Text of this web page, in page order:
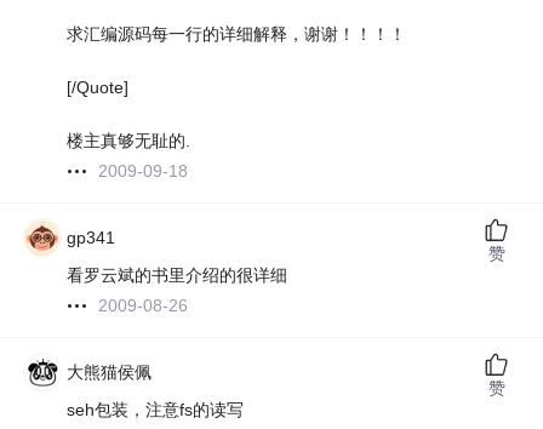
求汇编源码每一行的详细解释，谢谢！！！！
[/Quote]
楼主真够无耻的.
2009-09-18
gp341
看罗云斌的书里介绍的很详细
2009-08-26
赞
大熊猫侯佩
seh包装，注意fs的读写
赞